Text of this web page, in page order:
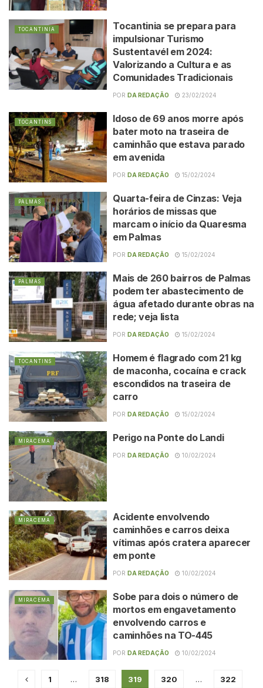
TOCANTINIA
Tocantinia se prepara para
impulsionar Turismo
Sustentavél em 2024:
Valorizando a Cultura e as
Comunidades Tradicionais
POR DA REDAÇÃO 23/02/2024
TOCANTINS
Idoso de 69 anos morre após
bater moto na traseira de
caminhão que estava parado
em avenida
POR DA REDAÇÃO 15/02/2024
PALMAS
Quarta-feira de Cinzas: Veja
horários de missas que
marcam o início da Quaresma
em Palmas
POR DA REDAÇÃO 15/02/2024
PALMAS
Mais de 260 bairros de Palmas
podem ter abastecimento de
água afetado durante obras na
rede; veja lista
POR DA REDAÇÃO 15/02/2024
TOCANTINS
Homem é flagrado com 21 kg
de maconha, cocaína e crack
escondidos na traseira de
carro
POR DA REDAÇÃO 15/02/2024
MIRACEMA Perigo na Ponte do Landi
POR DA REDAÇÃO 10/02/2024
MIRACEMA
Acidente envolvendo
caminhões e carros deixa
vítimas após cratera aparecer
em ponte
POR DA REDAÇÃO 10/02/2024
MIRACEMA
Sobe para dois o número de
mortos em engavetamento
envolvendo carros e
caminhões na TO-445
POR DA REDAÇÃO 10/02/2024
1 … 318 319 320 … 322